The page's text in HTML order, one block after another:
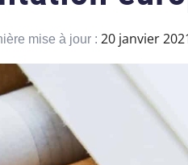
mise à jour : 20 janvier